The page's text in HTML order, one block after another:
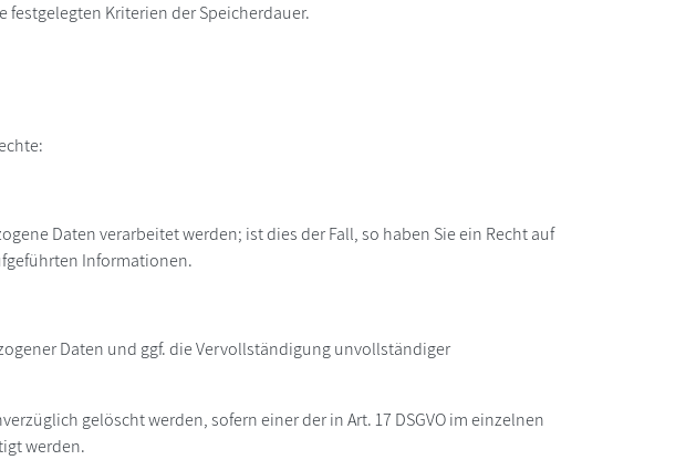
Kriterien der Speicherdauer.
Daten verarbeitet werden; ist dies der Fall, so haben Sie ein Recht auf
Informationen.
Daten und ggf. die Vervollständigung unvollständiger
gelöscht werden, sofern einer der in Art. 17 DSGVO im einzelnen
werden.